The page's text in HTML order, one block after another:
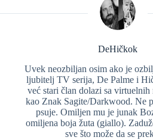
DeHičkok
Uvek neozbiljan osim ako je
ljubitelj TV serija, De Palme i
već stari član dolazi sa virtuelnih
kao Znak Sagite/Darkwood. Ne
psuje. Omiljen mu je junak
omiljena boja žuta (giallo).
sve što može da se